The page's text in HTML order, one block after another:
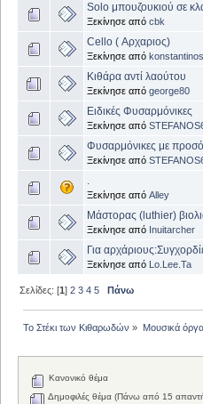
Solo μπουζουκιού σε
Ξεκίνησε από cbk
Cello ( Αρχαριος)
Ξεκίνησε από
Κιθάρα αντί λαούτου
Ξεκίνησε από george80
Ειδικές Φυσαρμόνικες
Ξεκίνησε από
Φυσαρμόνικες με
Ξεκίνησε από
.
Ξεκίνησε από Alley
Μάστορας (luthier)
Ξεκίνησε από Inuitarcher
Για
Ξεκίνησε από Lo.Lee.Ta
Σελίδες: [1]2 3 4 5 Πάνω
Το Στέκι των Κιθαρωδών » Μουσικά
Κανονικό θέμα
Δημοφιλές θέμα (Πάνω από 15